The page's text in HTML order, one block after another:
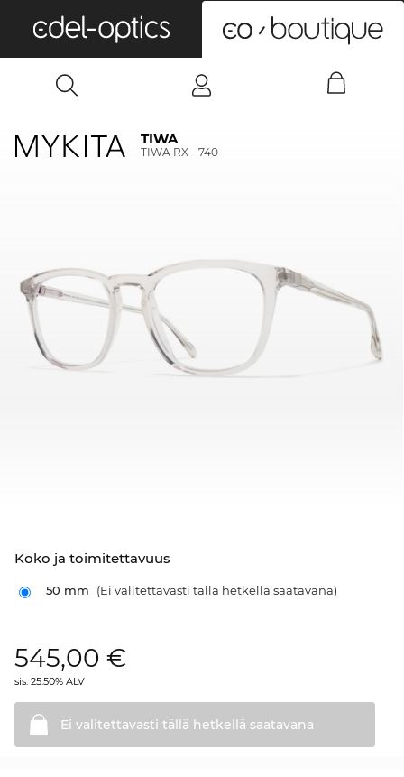
TIWA
TIWA RX - 740
Koko ja toimitettavuus
50 mm (Ei valitettavasti tällä hetkellä saatavana)
545,00 €
sis. 25.50% ALV
Ei valitettavasti tällä hetkellä saatavana